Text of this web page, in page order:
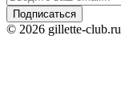
Подписаться
© 2026 gillette-club.ru